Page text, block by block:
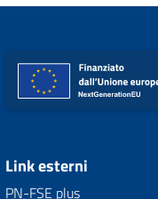
Link esterni
PN-FSE plus